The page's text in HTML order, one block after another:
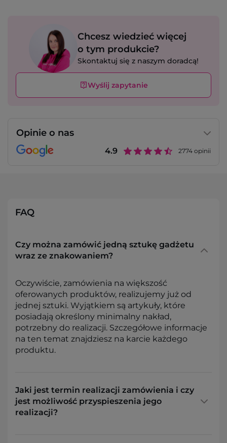
Chcesz wiedzieć więcej
o tym produkcie?
Skontaktuj się z naszym doradcą!
Wyślij zapytanie
Opinie o nas
4.9 2774 opinii
FAQ
Czy można zamówić jedną sztukę gadżetu
wraz ze znakowaniem?
Oczywiście, zamówienia na większość
oferowanych produktów, realizujemy już od
jednej sztuki. Wyjątkiem są artykuły, które
posiadają określony minimalny nakład,
potrzebny do realizacji. Szczegółowe informacje
na ten temat znajdziesz na karcie każdego
produktu.
Jaki jest termin realizacji zamówienia i czy
jest możliwość przyspieszenia jego
realizacji?